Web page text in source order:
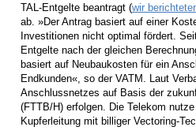
TAL-Entgelte beantragt (wir
ab. »Der Antrag basiert auf einer
Investitionen nicht optimal fördert.
Entgelte nach der gleichen
basiert auf Neubaukosten für ein
Endkunden«, so der VATM. Laut
Anschlussnetzes auf Basis der
(FTTB/H) erfolgen. Die Telekom
Kupferleitung mit billiger Vectoring-